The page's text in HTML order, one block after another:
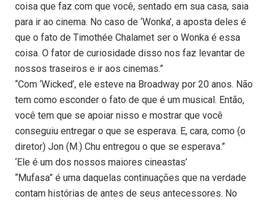
coisa que faz com que você, sentado em sua casa, saia
para ir ao cinema. No caso de ‘Wonka’, a aposta deles é
que o fato de Timothée Chalamet ser o Wonka é essa
coisa. O fator de curiosidade disso nos faz levantar de
nossos traseiros e ir aos cinemas.”
“Com ‘Wicked’, ele esteve na Broadway por 20 anos. Não
tem como esconder o fato de que é um musical. Então,
você tem que se apoiar nisso e mostrar que você
conseguiu entregar o que se esperava. E, cara, como (o
diretor) Jon (M.) Chu entregou o que se esperava.”
‘Ele é um dos nossos maiores cineastas’
“Mufasa” é uma daquelas continuações que na verdade
contam histórias de antes de seus antecessores. No